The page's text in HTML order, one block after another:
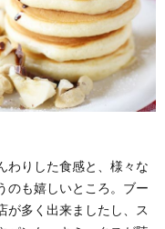
わりした食感と、様々な
のも嬉しいところ。ブー
が多く出来ましたし、ス